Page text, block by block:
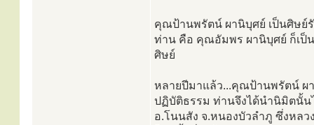
คุณป้านพรัตน์ ผานิบุศย์ เป็นศิษย์
ท่าน คือ คุณอัมพร ผานิบุศย์ ก็เป็
ศิษย์
หลายปีมาแล้ว...คุณป้านพรัตน์ ผ
ปฏิบัติธรรม ท่านจึงได้นำนิมิตนั้น
อ.โนนสัง จ.หนองบัวลำภู ซึ่งหล